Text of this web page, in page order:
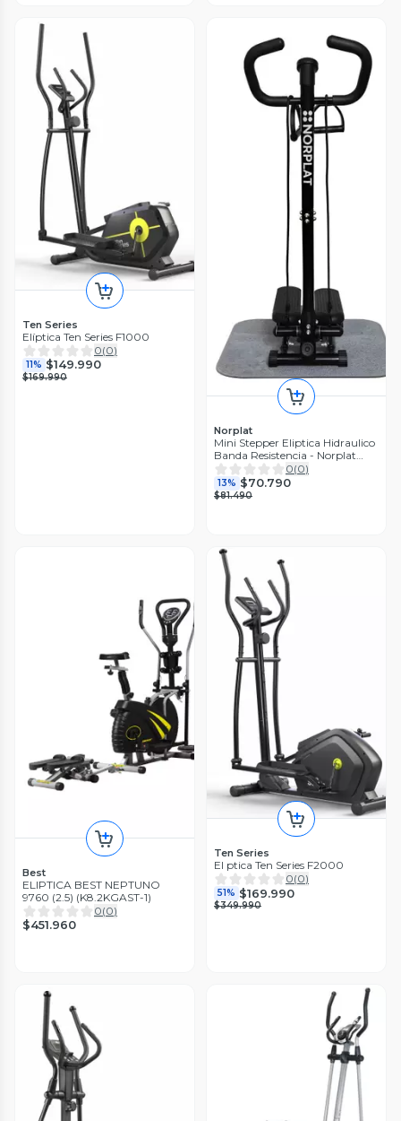
Ten Series
Elíptica Ten Series F1000
0(0)
11% $149.990
$169.990
Norplat
Mini Stepper Eliptica Hidraulico
Banda Resistencia - Norplat
Negro
0(0)
13% $70.790
$81.490
Best
ELIPTICA BEST NEPTUNO
9760 (2.5) (K8.2KGAST-1)
0(0)
$451.960
Ten Series
El ptica Ten Series F2000
0(0)
51% $169.990
$349.990